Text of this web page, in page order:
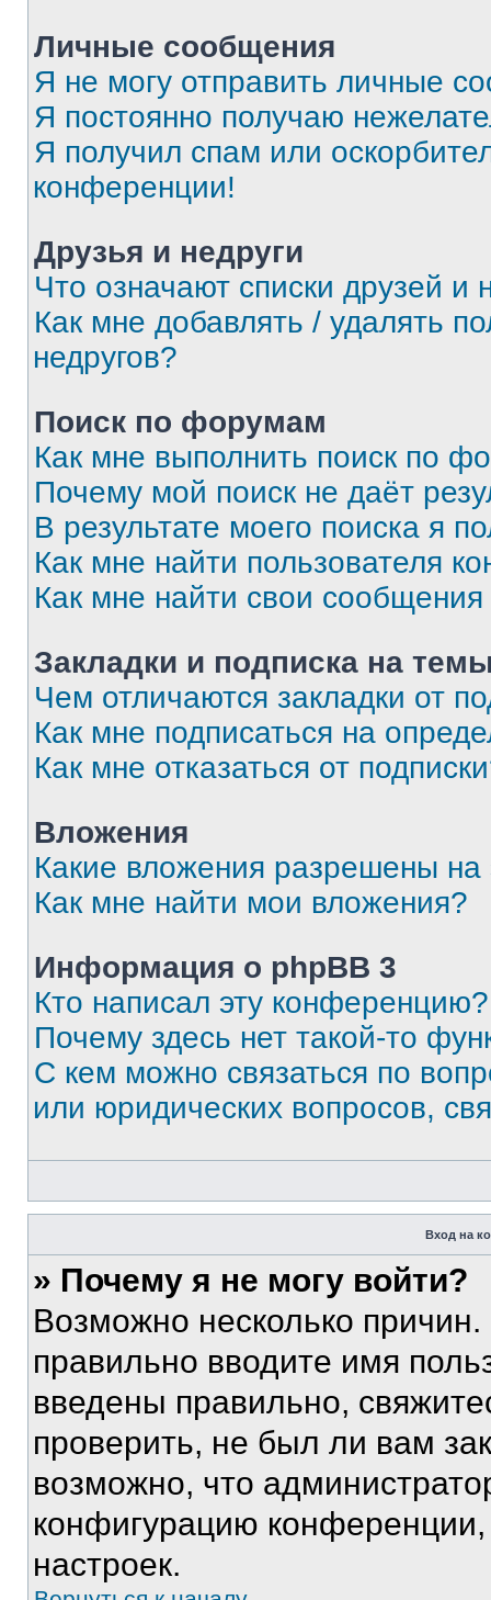
Личные сообщения
Я не могу отправить личные
Я постоянно получаю
Я получил спам или
конференции!
Друзья и недруги
Что означают списки друзей и
Как мне добавлять / удалять
недругов?
Поиск по форумам
Как мне выполнить поиск по
Почему мой поиск не даёт
В результате моего поиска я
Как мне найти пользователя
Как мне найти свои
Закладки и подписка на
Чем отличаются закладки от
Как мне подписаться на
Как мне отказаться от
Вложения
Какие вложения разрешены
Как мне найти мои вложения?
Информация о phpBB 3
Кто написал эту конференцию?
Почему здесь нет такой-то
С кем можно связаться по
или юридических вопросов,
Вход на
» Почему я не могу войти?
Возможно несколько
правильно вводите имя
введены правильно,
проверить, не был ли вам
возможно, что
конфигурацию
настроек.